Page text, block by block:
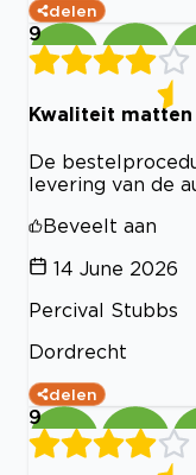
delen
9
Kwaliteit matten
De
levering van de
Beveelt aan
14 June 2026
Percival Stubbs
Dordrecht
delen
9